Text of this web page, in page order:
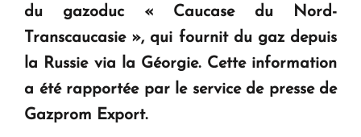
KASA : 30 ans d'audace, de résilience et d'avenir
Le premier hôtel Hyatt Regency d'Arménie
ouvrira ses portes à Dilijan
du gazoduc « Caucase du Nord-
Transcaucasie », qui fournit du gaz depuis
la Russie via la Géorgie. Cette information
a été rapportée par le service de presse de
Gazprom Export.